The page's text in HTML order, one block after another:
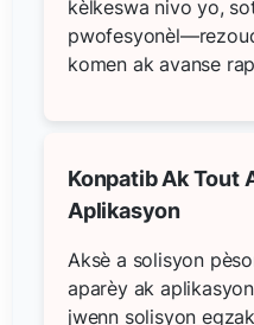
kèlkeswa nivo yo,
komen ak avanse
Konpatib Ak Tout
Aplikasyon
Aksè a solisyon
aparèy ak
jwenn solisyon